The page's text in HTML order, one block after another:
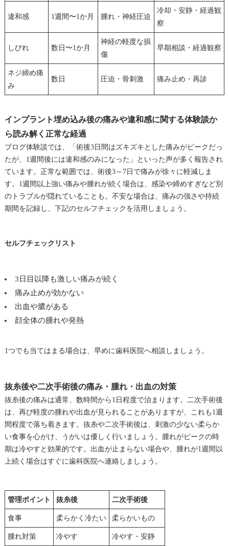
違和感 1週間〜1か月 腫れ・神経圧迫
冷却・安静・経過観
察
しびれ 数日〜1か月
神経の軽度な損
傷
早期相談・経過観察
ネジ締め痛
み
数日 圧迫・骨刺激 痛み止め・再診
インプラント埋め込み後の痛みや違和感に関する体験談か
ら読み解く正常な経過
ブログ体験談では、「術後3日間はズキズキとした痛みがピークだっ
たが、1週間後には違和感のみになった」といった声が多く報告され
ています。正常な範囲では、術後3～7日で痛みが徐々に軽減しま
す。1週間以上強い痛みや腫れが続く場合は、感染や締めすぎなど別
のトラブルが隠れていることも。不安な場合は、痛みの強さや持続
期間を記録し、下記のセルフチェックを活用しましょう。
セルフチェックリスト
3日目以降も激しい痛みが続く
痛み止めが効かない
出血や膿がある
顔全体の腫れや発熱
1つでも当てはまる場合は、早めに歯科医院へ相談しましょう。
抜糸後や二次手術後の痛み・腫れ・出血の対策
抜糸後の痛みは通常、数時間から1日程度で治まります。二次手術後
は、再び軽度の腫れや出血が見られることがありますが、これも1週
間程度で落ち着きます。抜糸や二次手術後は、刺激の少ない柔らか
い食事を心がけ、うがいは優しく行いましょう。腫れがピークの時
期は冷やすと効果的です。出血が止まらない場合や、腫れが1週間以
上続く場合はすぐに歯科医院へ連絡しましょう。
管理ポイント 抜糸後 二次手術後
食事 柔らかく冷たい 柔らかいもの
腫れ対策 冷やす 冷やす・安静